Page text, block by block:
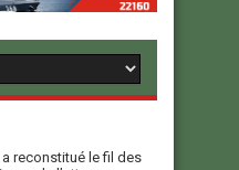
a reconstitué le fil des